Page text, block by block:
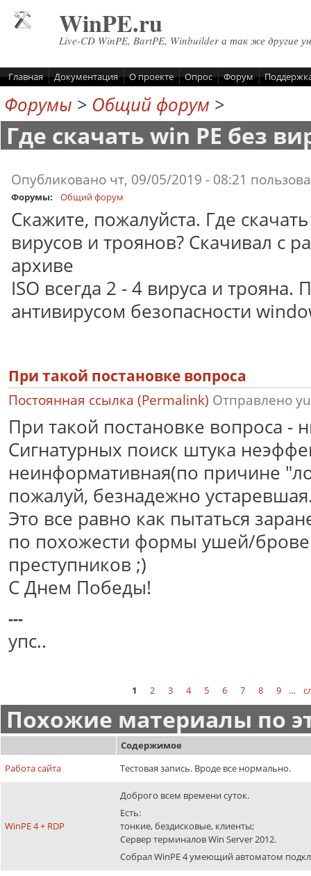
WinPE.ru
Live-CD WinPE, BartPE, Winbuilder а так же другие
Главная Документация О проекте Опрос Форум
Форумы > Общий форум >
Где скачать win PE без
Опубликовано чт, 09/05/2019 - 08:21
Форумы: Общий форум
Скажите, пожалуйста. Где
вирусов и троянов? Скачивал с
архиве
ISO всегда 2 - 4 вируса и
антивирусом безопасности
При такой постановке вопроса
Постоянная ссылка (Permalink) Отправлено
При такой постановке вопроса -
Сигнатурных поиск штука
неинформативная(по причине
пожалуй, безнадежно
Это все равно как пытаться
по похожести формы ушей/
преступников ;)
С Днем Победы!
---
упс..
1 2 3 4 5 6 7 8 9 …
Похожие материалы по
Содержимое
Работа сайта
Тестовая запись. Вроде все нормально.
WinPE 4 + RDP
Доброго всем времени суток.
Есть:
тонкие, бездисковые, клиенты;
Сервер терминалов Win Server 2012.
Собрал WinPE 4 умеющий автоматом